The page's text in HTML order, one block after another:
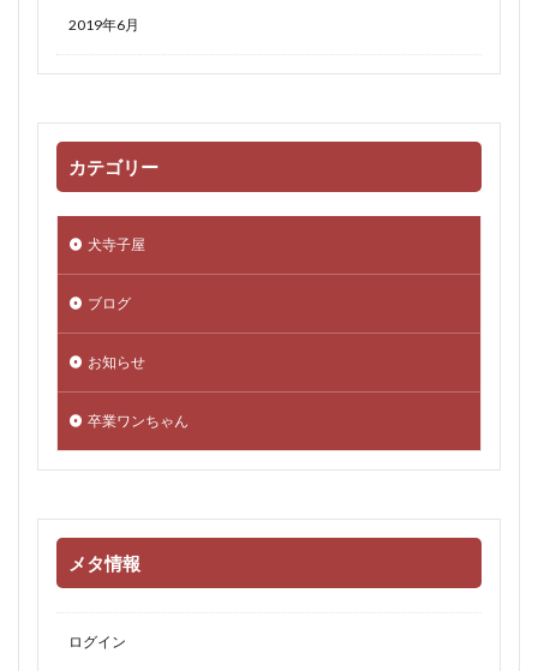
2019年6月
カテゴリー
犬寺子屋
ブログ
お知らせ
卒業ワンちゃん
メタ情報
ログイン